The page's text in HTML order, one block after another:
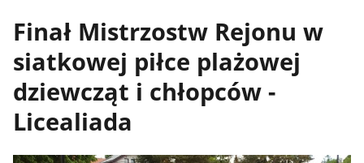
Finał Mistrzostw Rejonu w
siatkowej piłce plażowej
dziewcząt i chłopców -
Licealiada